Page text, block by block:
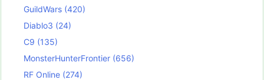
GuildWars (420)
Diablo3 (24)
C9 (135)
MonsterHunterFrontier (656)
RF Online (274)